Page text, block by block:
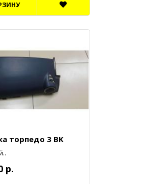
торпедо 3 BK
р.